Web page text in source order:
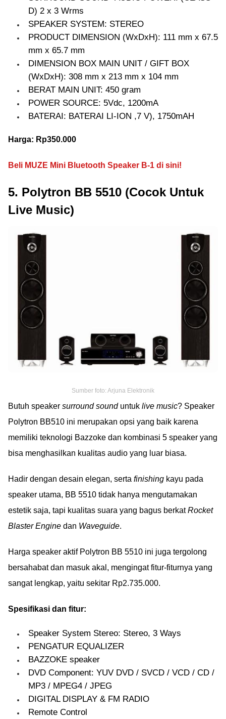
D) 2 x 3 Wrms
SPEAKER SYSTEM: STEREO
PRODUCT DIMENSION (WxDxH): 111 mm x 67.5
mm x 65.7 mm
DIMENSION BOX MAIN UNIT / GIFT BOX
(WxDxH): 308 mm x 213 mm x 104 mm
BERAT MAIN UNIT: 450 gram
POWER SOURCE: 5Vdc, 1200mA
BATERAI: BATERAI LI-ION ,7 V), 1750mAH
Harga: Rp350.000
Beli MUZE Mini Bluetooth Speaker B-1 di sini!
5. Polytron BB 5510 (Cocok Untuk
Live Music)
Sumber foto: Arjuna Elektronik
Butuh speaker surround sounduntuk live music? Speaker
Polytron BB510 ini merupakan opsi yang baik karena
memiliki teknologi Bazzoke dan kombinasi 5 speaker yang
bisa menghasilkan kualitas audio yang luar biasa.
Hadir dengan desain elegan, serta finishing kayu pada
speaker utama, BB 5510 tidak hanya mengutamakan
estetik saja, tapi kualitas suara yang bagus berkatRocket
Blaster Engine dan Waveguide.
Harga speaker aktif Polytron BB 5510 ini juga tergolong
bersahabat dan masuk akal, mengingat fitur-fiturnya yang
sangat lengkap, yaitu sekitar Rp2.735.000.
Spesifikasi dan fitur:
Speaker System Stereo: Stereo, 3 Ways
PENGATUR EQUALIZER
BAZZOKE speaker
DVD Component: YUV DVD / SVCD / VCD / CD /
MP3 / MPEG4 / JPEG
DIGITAL DISPLAY & FM RADIO
Remote Control